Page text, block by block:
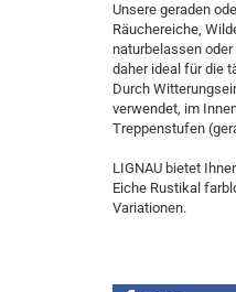
Unsere geraden
Räuchereiche,
naturbelassen
daher ideal für die
Durch
verwendet, im
Treppenstufen
LIGNAU bietet
Eiche Rustikal
Variationen.